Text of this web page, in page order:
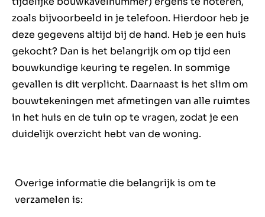
zoals bijvoorbeeld in je telefoon. Hierdoor heb je
deze gegevens altijd bij de hand. Heb je een huis
gekocht? Dan is het belangrijk om op tijd een
bouwkundige keuring te regelen. In sommige
gevallen is dit verplicht. Daarnaast is het slim om
bouwtekeningen met afmetingen van alle ruimtes
in het huis en de tuin op te vragen, zodat je een
duidelijk overzicht hebt van de woning.
Overige informatie die belangrijk is om te
verzamelen is: